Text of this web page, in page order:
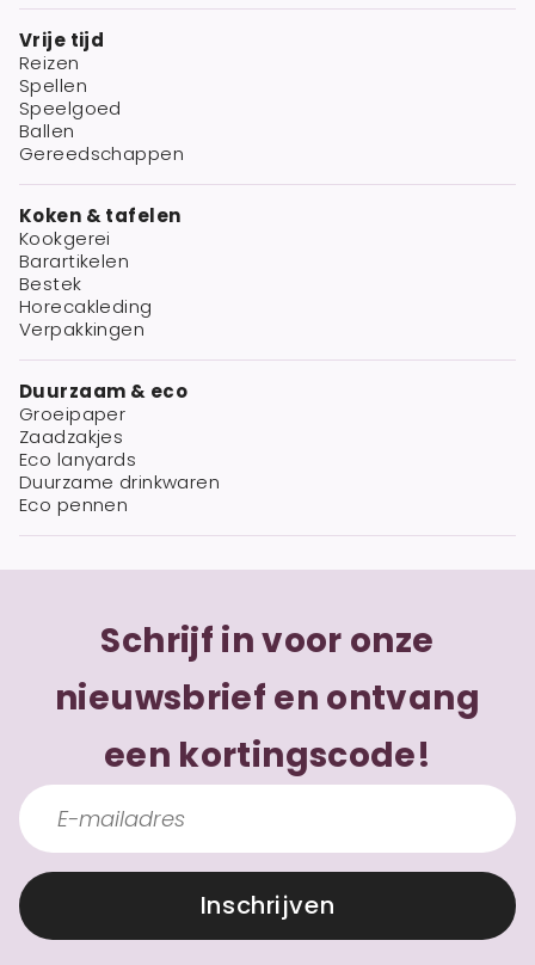
Vrije tijd
Reizen
Spellen
Speelgoed
Ballen
Gereedschappen
Koken & tafelen
Kookgerei
Barartikelen
Bestek
Horecakleding
Verpakkingen
Duurzaam & eco
Groeipaper
Zaadzakjes
Eco lanyards
Duurzame drinkwaren
Eco pennen
Schrijf in voor onze
nieuwsbrief en ontvang
een kortingscode!
Inschrijven